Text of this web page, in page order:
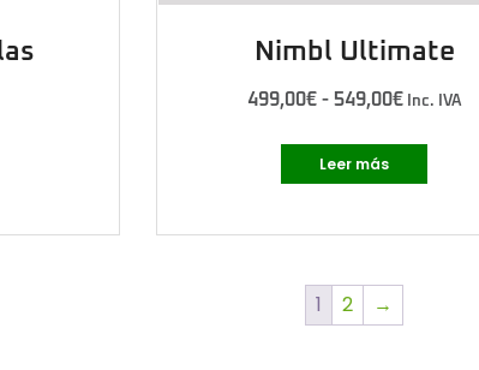
Nimbl Ultimate
499,00€ - 549,00€ Inc. IVA
Leer más
1 2 →